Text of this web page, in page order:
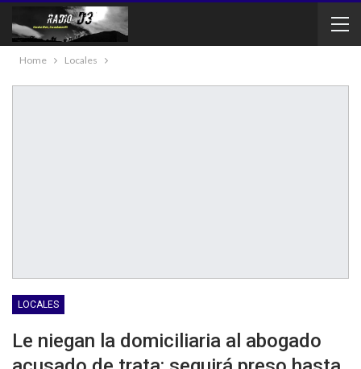
Home Locales
LOCALES
Le niegan la domiciliaria al abogado